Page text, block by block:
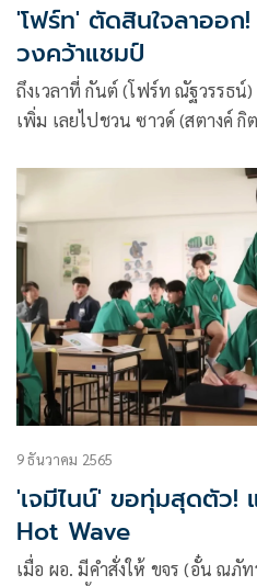
'โฟร์ท' ตัดสินใจลาออก
วงคว้าแชมป์
ถึงเวลาที่ กันต์ (โฟร์ท ณัฐวรรธน์)
เพิ่ม เลยไปชวน ซาวด์ (สตางค์
ซาวด์ เป็นหัวหน้าวงแทน เพื่อคว้
ราวครั้งนี้เลยร้อนถึง ติณณ์ (เจมี
กันต์ ได้หรือไม่ ตามลุ้นพร้อมกัน
9 ธันวาคม 2565
'เจมีไนน์' ขอทุ่มสุดตัว!
Hot Wave
เมื่อ ผอ. มีคำสั่งให้ ขจร (อั๋น ณภั